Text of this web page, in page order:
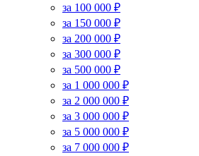
за 100 000 ₽
за 150 000 ₽
за 200 000 ₽
за 300 000 ₽
за 500 000 ₽
за 1 000 000 ₽
за 2 000 000 ₽
за 3 000 000 ₽
за 5 000 000 ₽
за 7 000 000 ₽